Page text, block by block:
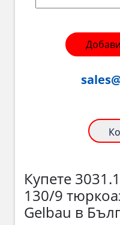
Купете
130/9
Gelbau в